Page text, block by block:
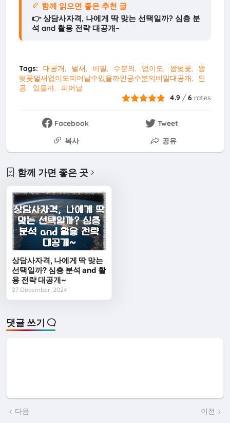
함께 읽으면 좋은 추천 글
👉 상담사자격, 나에게 딱 맞는 선택일까? 심층 분
석 and 활용 전략 대공개~
Tags: 대공개 벌새 비밀 수분의 없이도 왕벚꽃
왕
벚꽃벌새없이도피어날수있을까인공수분의비밀대공개
인
공
있을까
피어날
4.9 /6 rates
Facebook
Tweet
복사
공유
함께 가면 좋은 곳
상담사자격, 나에게 딱 맞는
선택일까? 심층 분석 and 활
용 전략 대공개~
27 December, 2024
댓글 쓰기
다음 이전